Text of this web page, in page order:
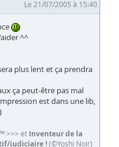
Le 21/07/2005 à 15:40
^^
plus lent et ça prendra
ça peut-être pas mal
est dans une lib,
>>> et Inventeur de la
judiciaire !(©Yoshi Noir)